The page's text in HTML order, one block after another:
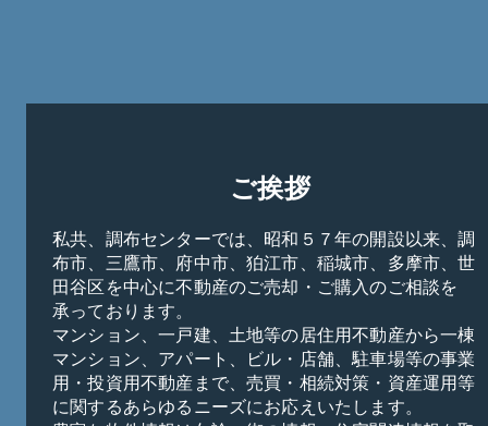
ご挨拶
私共、調布センターでは、昭和５７年の開設以来、調
布市、三鷹市、府中市、狛江市、稲城市、多摩市、世
田谷区を中心に不動産のご売却・ご購入のご相談を
承っております。
マンション、一戸建、土地等の居住用不動産から一棟
マンション、アパート、ビル・店舗、駐車場等の事業
用・投資用不動産まで、売買・相続対策・資産運用等
に関するあらゆるニーズにお応えいたします。